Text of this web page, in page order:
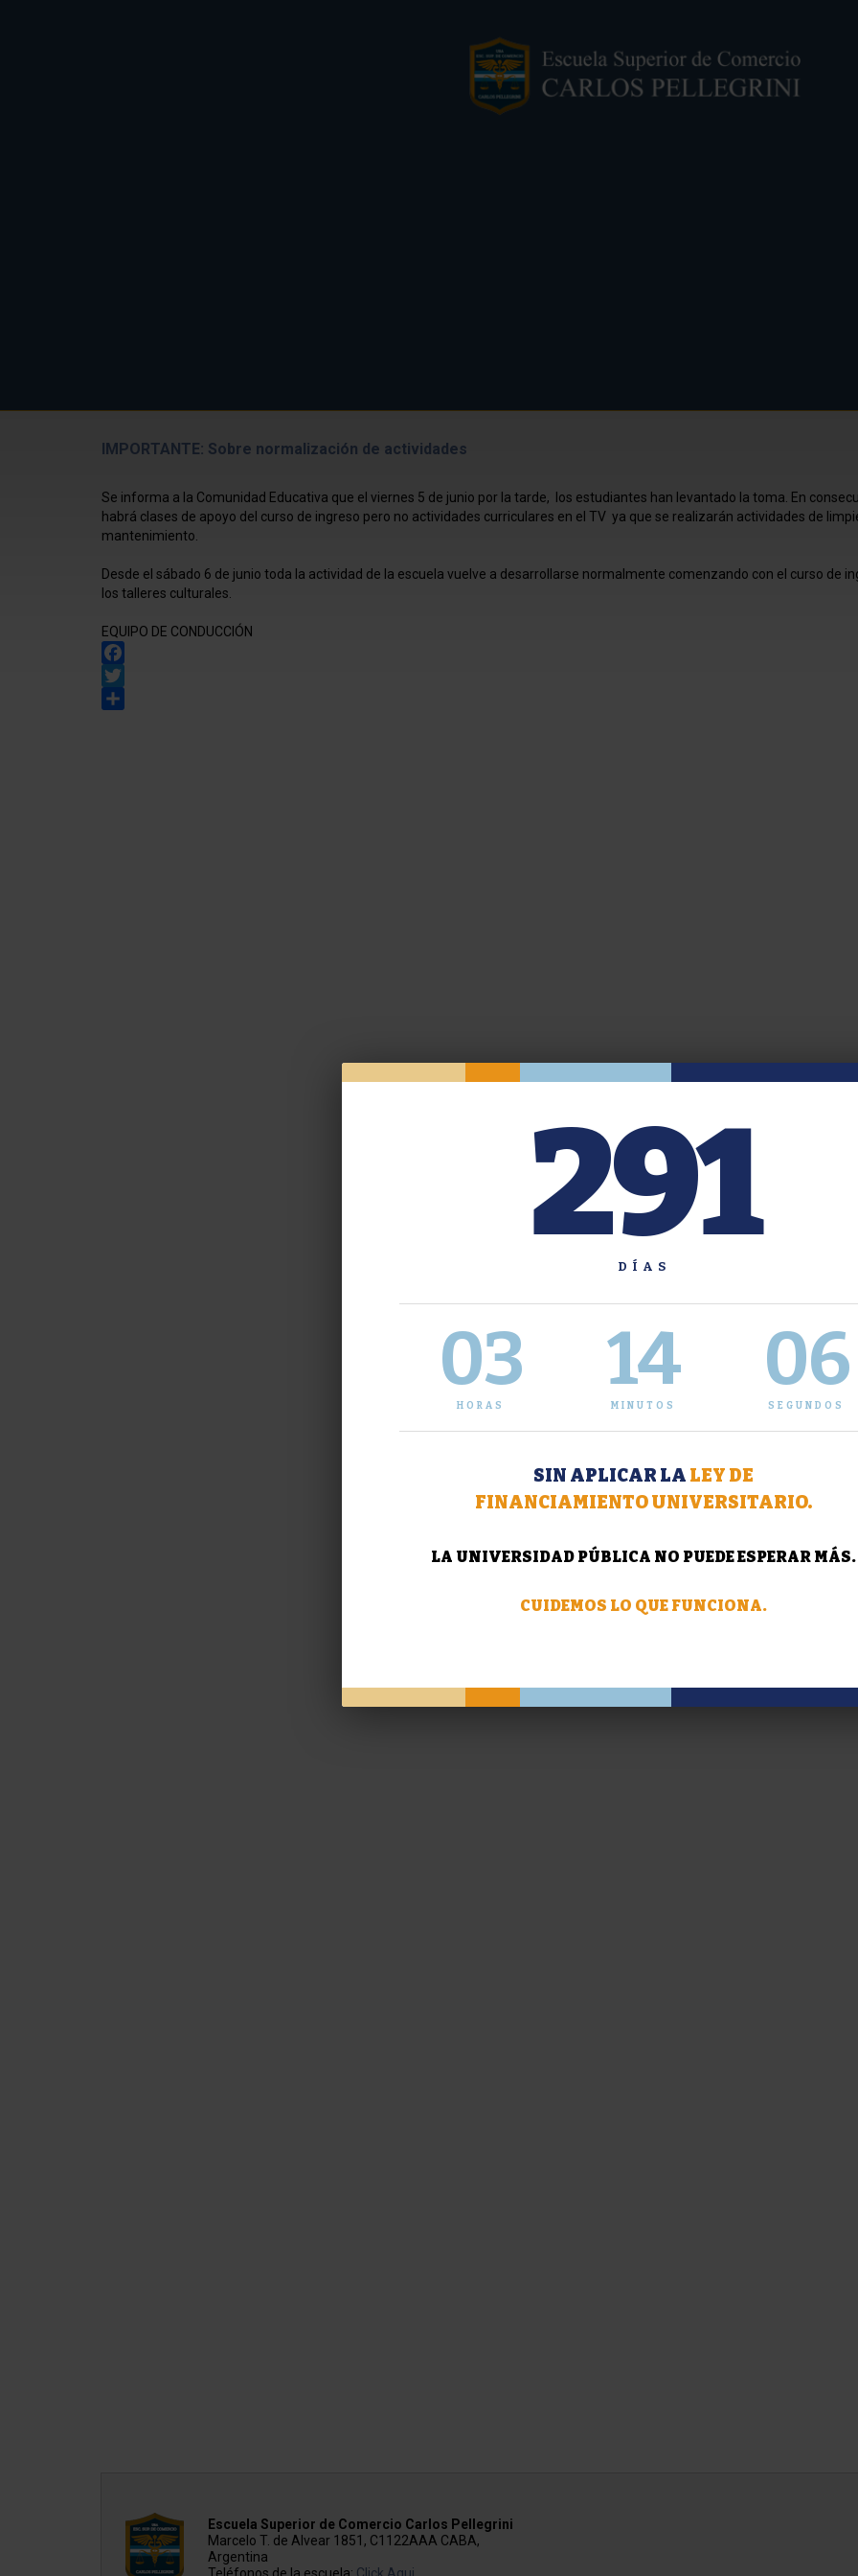
IMPORTANTE: Sobre normalización de actividades
Se informa a la Comunidad Educativa que el viernes 5 de junio por la tarde, los estudiantes han levantado la toma. En
habrá clases de apoyo del curso de ingreso pero no actividades curriculares en el TV ya que se realizarán actividades de
mantenimiento.
Desde el sábado 6 de junio toda la actividad de la escuela vuelve a desarrollarse normalmente comenzando con el curso de
los talleres culturales.
EQUIPO DE CONDUCCIÓN
Facebook
Twitter
Escuela Superior de Comercio Carlos Pellegrini
Marcelo T. de Alvear 1851, C1122AAA CABA,
Argentina
291
DÍAS
03
HORAS
14
MINUTOS
07
SEGUNDOS
SIN APLICAR LA LEY DE
FINANCIAMIENTO UNIVERSITARIO.
LA UNIVERSIDAD PÚBLICA NO PUEDE ESPERAR MÁS.
CUIDEMOS LO QUE FUNCIONA.